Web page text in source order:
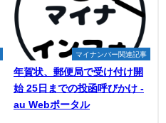
マイナンバー関連記事
年賀状、郵便局で受け付け開
始 25日までの投函呼びかけ -
au Webポータル